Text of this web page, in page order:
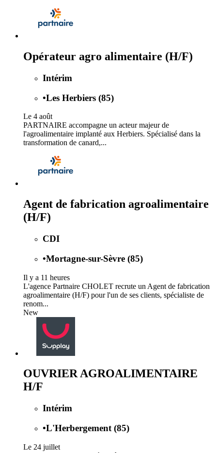
Opérateur agro alimentaire (H/F)
Intérim
•Les Herbiers (85)
Le 4 août
PARTNAIRE accompagne un acteur majeur de
l'agroalimentaire implanté aux Herbiers. Spécialisé dans la
transformation de canard,...
Agent de fabrication agroalimentaire
(H/F)
CDI
•Mortagne-sur-Sèvre (85)
Il y a 11 heures
L'agence Partnaire CHOLET recrute un Agent de fabrication
agroalimentaire (H/F) pour l'un de ses clients, spécialiste de
renom...
New
OUVRIER AGROALIMENTAIRE
H/F
Intérim
•L'Herbergement (85)
Le 24 juillet